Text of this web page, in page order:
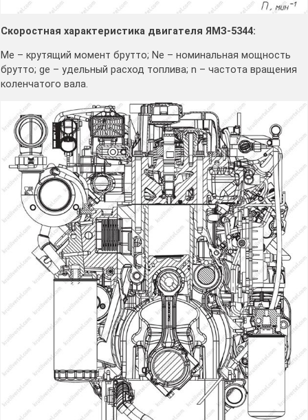
Скоростная характеристика двигателя ЯМЗ-5344:
Ме – крутящий момент брутто; Nе – номинальная мощность
брутто; ge – удельный расход топлива; n – частота вращения
коленчатого вала.